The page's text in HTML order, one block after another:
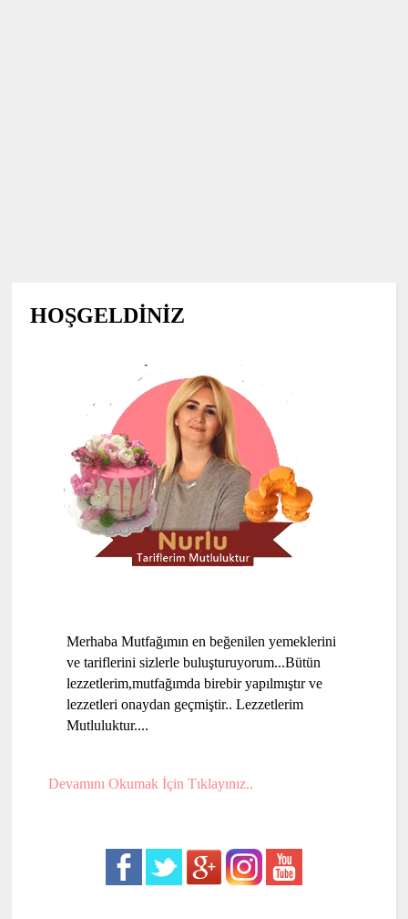
HOŞGELDİNİZ
Merhaba Mutfağımın en beğenilen yemeklerini
ve tariflerini sizlerle buluşturuyorum...Bütün
lezzetlerim,mutfağımda birebir yapılmıştır ve
lezzetleri onaydan geçmiştir.. Lezzetlerim
Mutluluktur....
Devamını Okumak İçin Tıklayınız..